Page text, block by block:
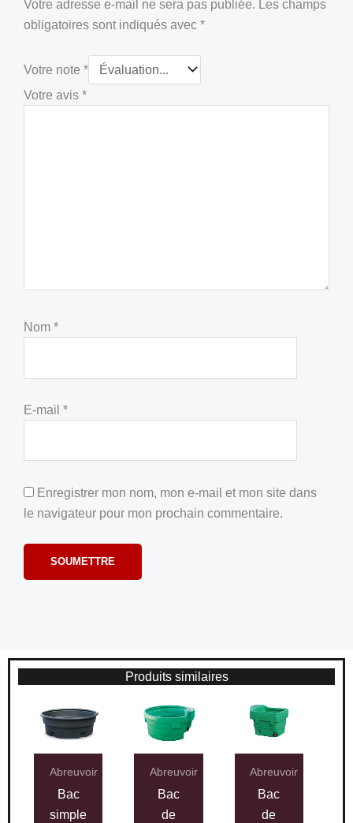
Votre adresse e-mail ne sera pas publiée.
Les champs
obligatoires sont indiqués avec *
Votre note *
Votre avis *
Nom *
E-mail *
Enregistrer mon nom, mon e-mail et mon site dans
le navigateur pour mon prochain commentaire.
Produits similaires
Abreuvoir
Bac
simple
Abreuvoir
Bac
de
Abreuvoir
Bac
de